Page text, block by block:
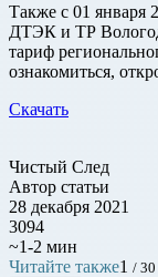
Также с 01 января
ДТЭК и ТР
тариф
ознакомиться,
Скачать
Чистый След
Автор статьи
28 декабря 2021
3094
~1-2 мин
Читайте также1 / 30